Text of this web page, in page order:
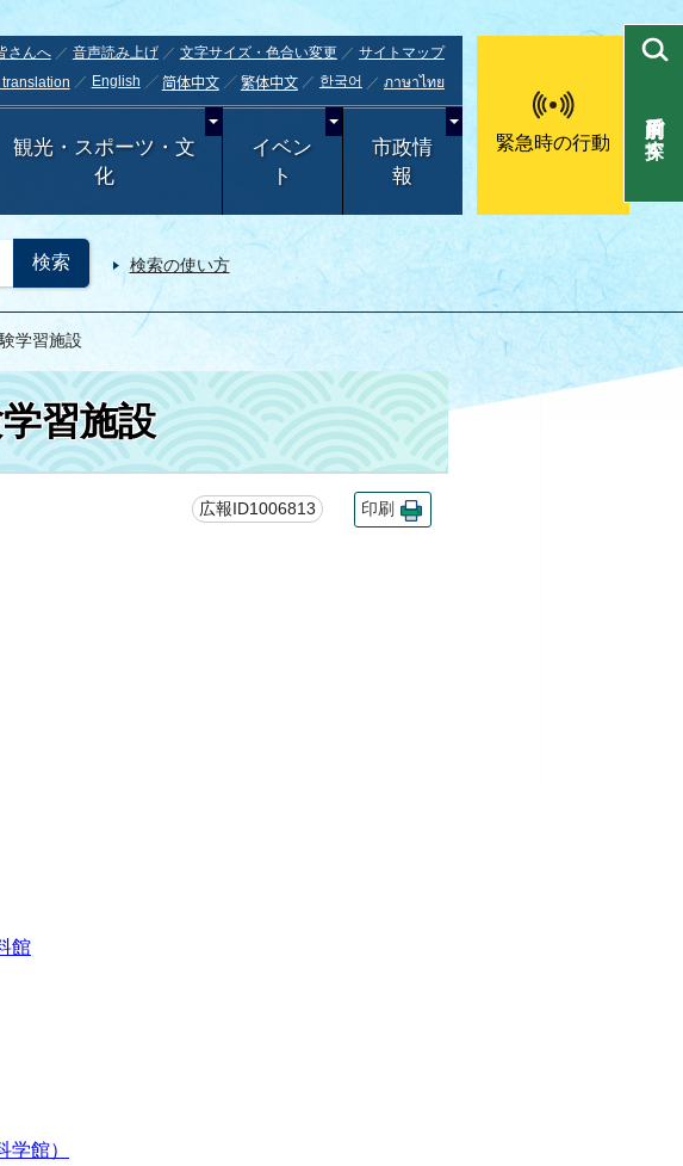
さんへ 音声読み上げ 文字サイズ・色合い変更
サイトマップ
English 简体中文 繁体中文 한국어 ภาษาไทย
観光・スポーツ・文
化
イベン
ト
市政情
報
緊急時の行動
検索の使い方
目的別で探す
学習施設
習施設
広報ID1006813 印刷
館
館）